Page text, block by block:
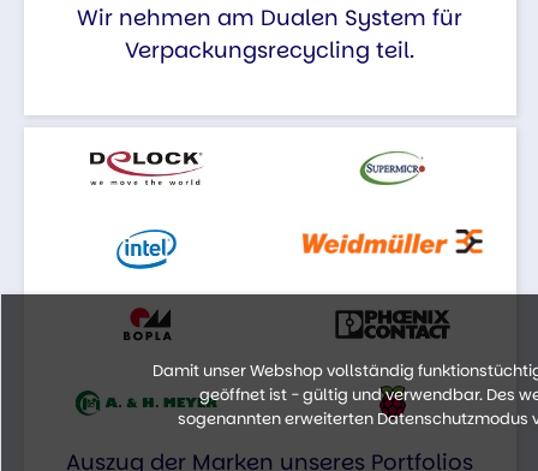
Wir nehmen am Dualen System für
Verpackungsrecycling teil.
Auszug der Marken unseres Portfolios
Damit unser Webshop vollständig
geöffnet ist - gültig und verwendbar. Des
sogenannten erweiterten Datenschutzmodus